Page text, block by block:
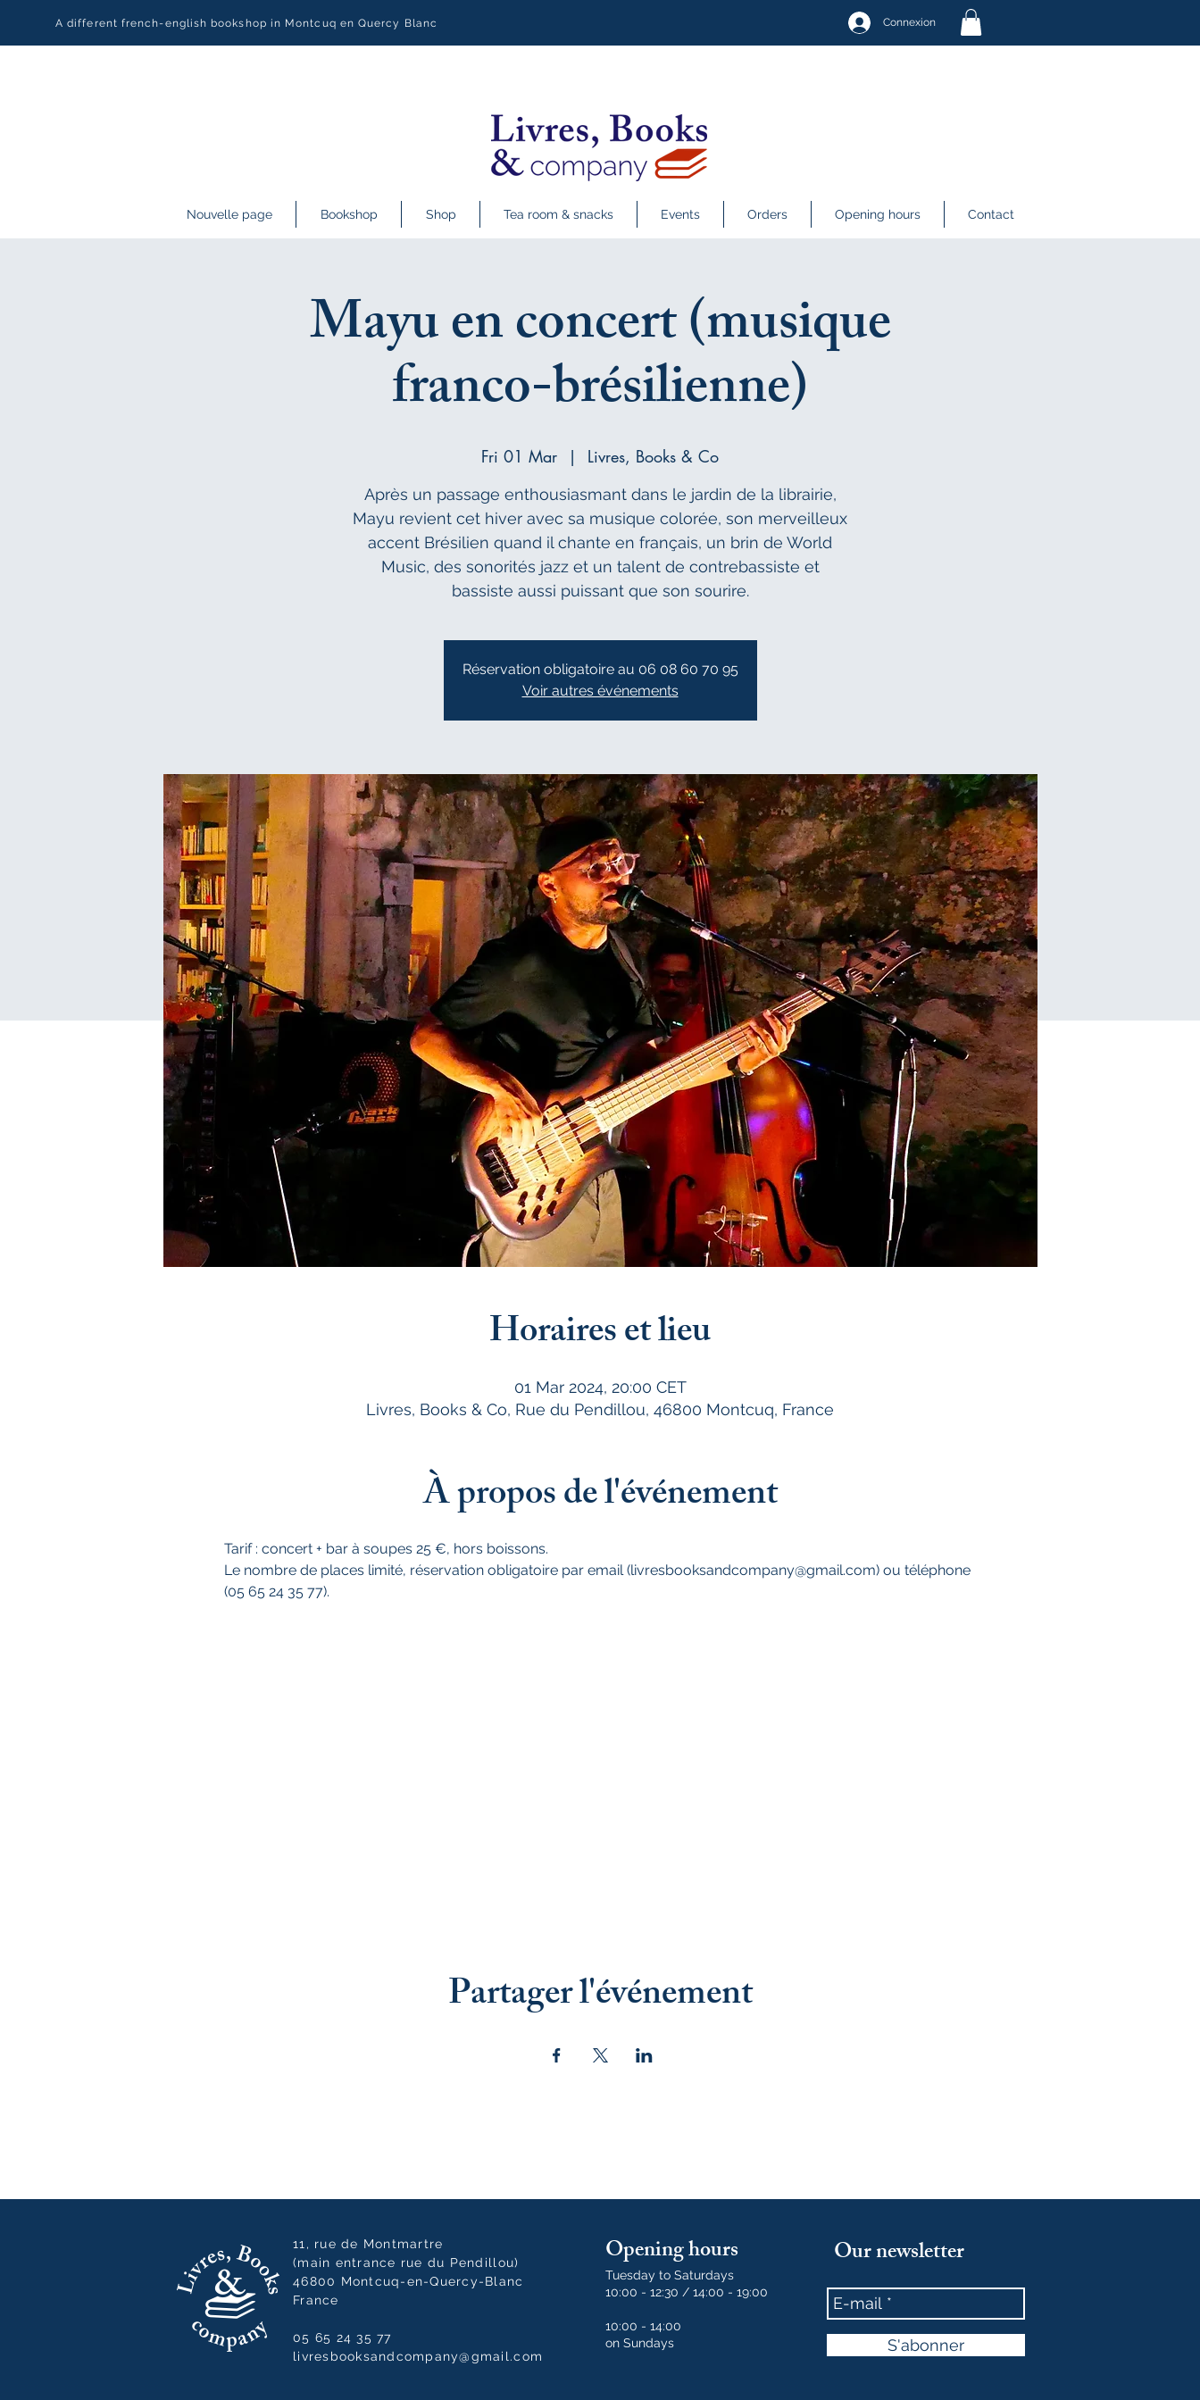
A different french-english bookshop in Montcuq en Quercy Blanc Connexion
Nouvelle page Bookshop Shop Tea room & snacks Events Orders Opening hours Contact
Mayu en concert (musique
franco-brésilienne)
Fri 01 Mar
  |
Livres, Books & Co
Après un passage enthousiasmant dans le jardin de la librairie,
Mayu revient cet hiver avec sa musique colorée, son merveilleux
accent Brésilien quand il chante en français, un brin de World
Music, des sonorités jazz et un talent de contrebassiste et
bassiste aussi puissant que son sourire.
Réservation obligatoire au 06 08 60 70 95
Voir autres événements
Horaires et lieu
01 Mar 2024, 20:00 CET
Livres, Books & Co, Rue du Pendillou, 46800 Montcuq, France
À propos de l'événement
Tarif : concert + bar à soupes 25 €, hors boissons.
Le nombre de places limité, réservation obligatoire par email (livresbooksandcompany@gmail.com) ou téléphone
(05 65 24 35 77).
Partager l'événement
11, rue de Montmartre
(main entrance rue du Pendillou)
46800 Montcuq-en-Quercy-Blanc
France
05 65 24 35 77
livresbooksandcompany@gmail.com
Opening hours
Tuesday to Saturdays
10:00 - 12:30 / 14:00 - 19:00
10:00 - 14:00
on Sundays
Our newsletter
S'abonner